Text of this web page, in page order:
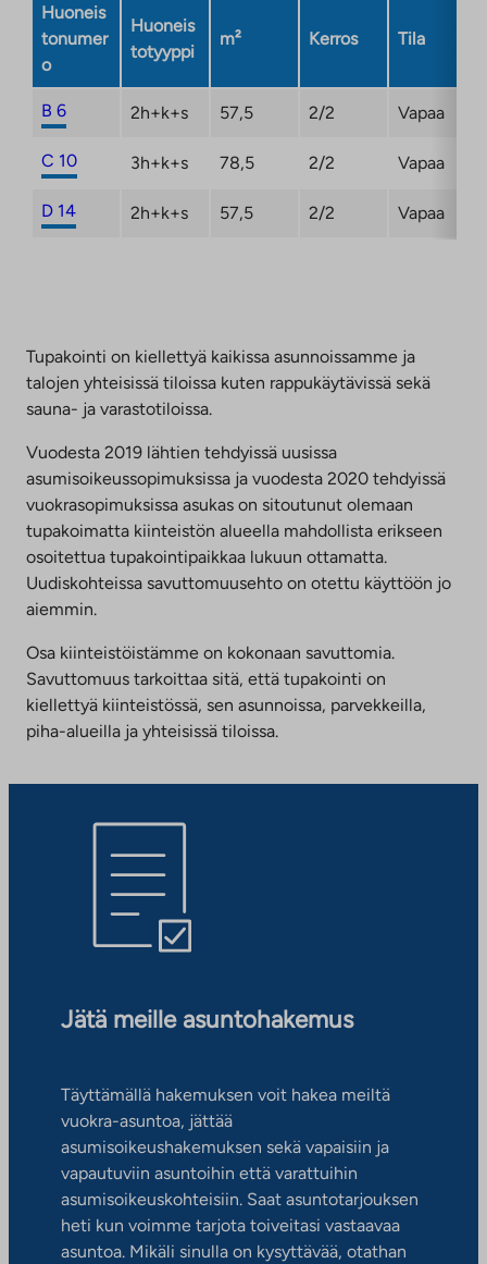
Huoneis
tonumer
o
Huoneis
totyyppi
m² Kerros Tila
B 6 2h+k+s 57,5 2/2 Vapaa
C 10 3h+k+s 78,5 2/2 Vapaa
D 14 2h+k+s 57,5 2/2 Vapaa
Tupakointi on kiellettyä kaikissa asunnoissamme ja
talojen yhteisissä tiloissa kuten rappukäytävissä sekä
sauna- ja varastotiloissa.
Vuodesta 2019 lähtien tehdyissä uusissa
asumisoikeussopimuksissa ja vuodesta 2020 tehdyissä
vuokrasopimuksissa asukas on sitoutunut olemaan
tupakoimatta kiinteistön alueella mahdollista erikseen
osoitettua tupakointipaikkaa lukuun ottamatta.
Uudiskohteissa savuttomuusehto on otettu käyttöön jo
aiemmin.
Osa kiinteistöistämme on kokonaan savuttomia.
Savuttomuus tarkoittaa sitä, että tupakointi on
kiellettyä kiinteistössä, sen asunnoissa, parvekkeilla,
piha-alueilla ja yhteisissä tiloissa.
Jätä meille asuntohakemus
Täyttämällä hakemuksen voit hakea meiltä
vuokra-asuntoa, jättää
asumisoikeushakemuksen sekä vapaisiin ja
vapautuviin asuntoihin että varattuihin
asumisoikeuskohteisiin. Saat asuntotarjouksen
heti kun voimme tarjota toiveitasi vastaavaa
asuntoa. Mikäli sinulla on kysyttävää, otathan